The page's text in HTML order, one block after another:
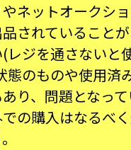
ネットオークシ
されていること
レジを通さないと
態のものや使用済
り、問題となっ
の購入はなるべ